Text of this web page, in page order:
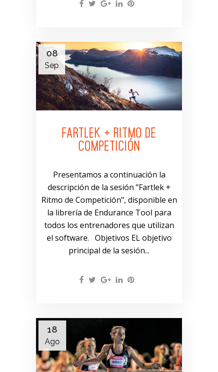
08
Sep
FARTLEK + RITMO DE
COMPETICIÓN
Presentamos a continuación la
descripción de la sesión "Fartlek +
Ritmo de Competición", disponible en
la librería de Endurance Tool para
todos los entrenadores que utilizan
el software. Objetivos EL objetivo
principal de la sesión...
18
Ago